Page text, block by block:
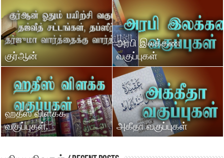
குர்ஆன்
அரபி இலக்கண
வகுப்புகள்
ஹதீஸ் விளக்க
வகுப்புகள்.
அகீதா வகுப்புகள்